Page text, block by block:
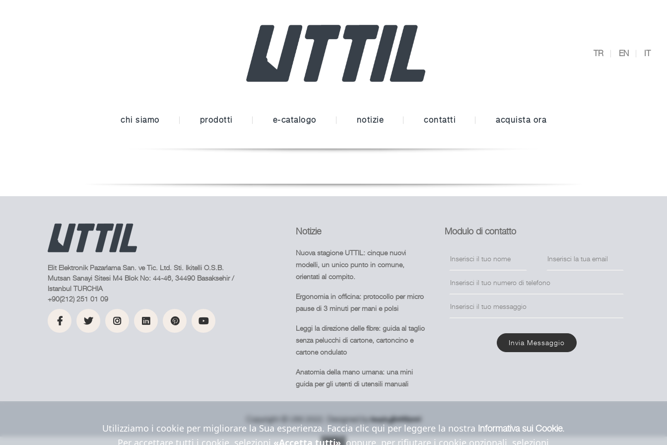
TR EN IT
chi siamo prodotti e-catalogo notizie contatti acquista ora
Elit Elektronik Pazarlama San. ve Tic. Ltd. Sti. Ikitelli O.S.B.
Mutsan Sanayi Sitesi M4 Blok No: 44-46, 34490 Basaksehir /
Istanbul TURCHIA
+90(212) 251 01 09
Notizie
Nuova stagione UTTIL: cinque nuovi
modelli, un unico punto in comune,
orientati al compito.
Ergonomia in officina: protocollo per micro
pause di 3 minuti per mani e polsi
Leggi la direzione delle fibre: guida al taglio
senza pelucchi di cartone, cartoncino e
cartone ondulato
Anatomia della mano umana: una mini
guida per gli utenti di utensili manuali
Modulo di contatto
Invia Messaggio
Copyright © Uttil 2022. Designed by
Utilizziamo i cookie per migliorare la Sua esperienza. Faccia clic qui per leggere la nostra Informativa sui Cookie.
Per accettare tutti i cookie, selezioni «Accetta tutti» , oppure, per rifiutare i cookie opzionali, selezioni